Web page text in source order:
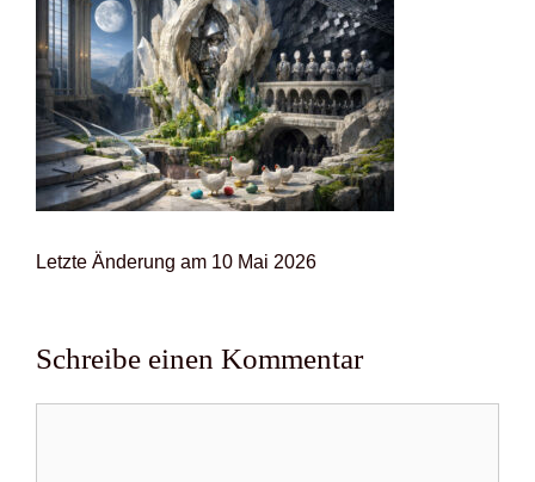
Letz­te Ände­rung am 10 Mai 2026
Schreibe einen Kommentar